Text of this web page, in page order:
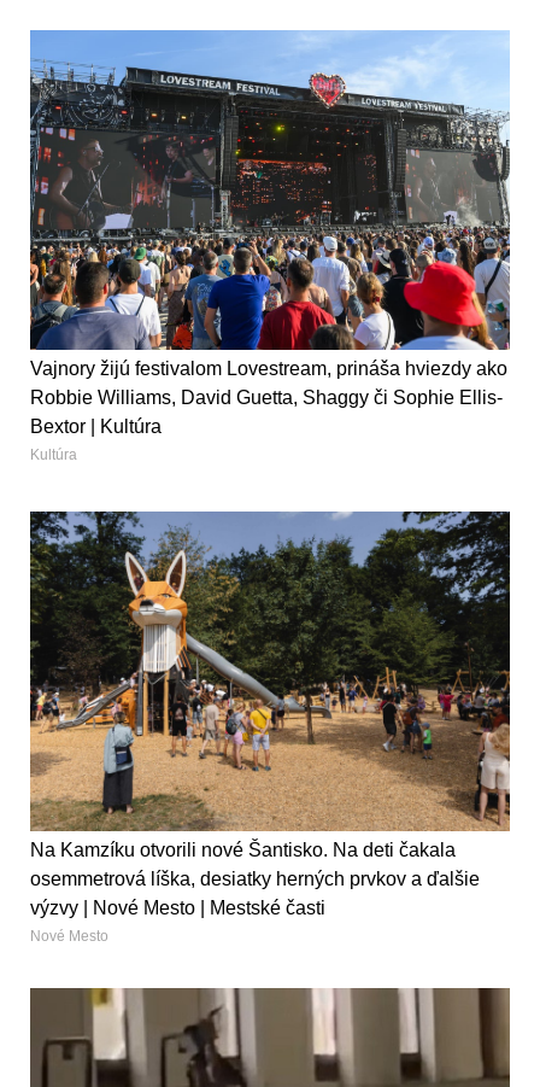
Vajnory žijú festivalom Lovestream, prináša hviezdy ako
Robbie Williams, David Guetta, Shaggy či Sophie Ellis-
Bextor | Kultúra
Kultúra
Na Kamzíku otvorili nové Šantisko. Na deti čakala
osemmetrová líška, desiatky herných prvkov a ďalšie
výzvy | Nové Mesto | Mestské časti
Nové Mesto